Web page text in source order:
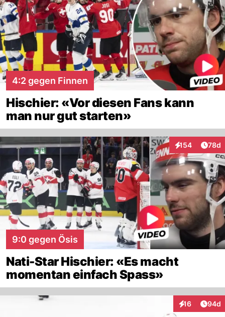
4:2 gegen Finnen
Hischier: «Vor diesen Fans kann
man nur gut starten»
154
Interaktionen
78d
9:0 gegen Ösis
Nati-Star Hischier: «Es macht
momentan einfach Spass»
16
Interaktionen
94d